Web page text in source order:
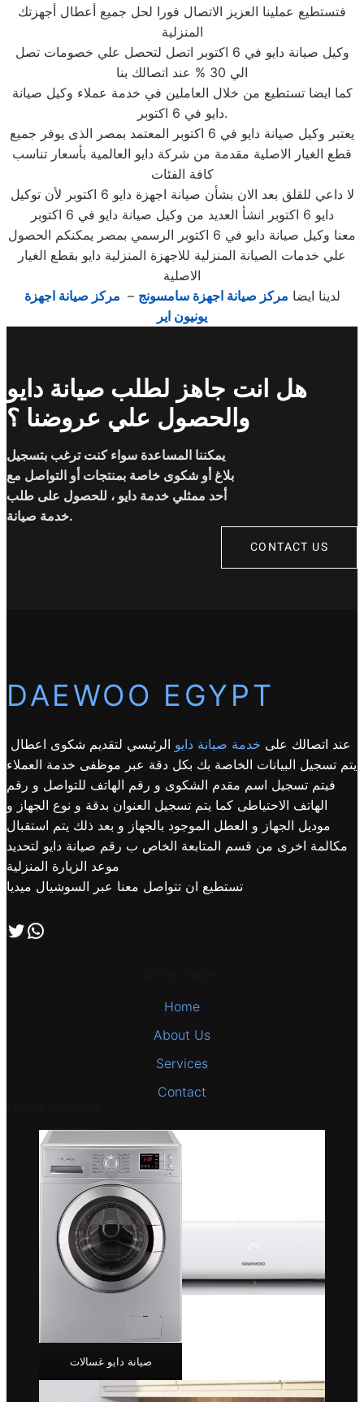
فتستطيع عملينا العزيز الاتصال فورا لحل جميع أعطال أجهزتك
المنزلية
وكيل صيانة دايو في 6 اكتوبر اتصل لتحصل علي خصومات تصل
الي 30 % عند اتصالك بنا
كما ايضا تستطيع من خلال العاملين في خدمة عملاء وكيل صيانة
دايو في 6 اكتوبر.
يعتبر وكيل صيانة دايو في 6 اكتوبر المعتمد بمصر الذى يوفر جميع
قطع الغيار الاصلية مقدمة من شركة دايو العالمية بأسعار تناسب
كافة الفئات
لا داعي للقلق بعد الان بشأن صيانة اجهزة دايو 6 اكتوبر لأن توكيل
دايو 6 اكتوبر انشأ العديد من وكيل صيانة دايو في 6 اكتوبر
معنا وكيل صيانة دايو في 6 اكتوبر الرسمي بمصر يمكنكم الحصول
علي خدمات الصيانة المنزلية للاجهزة المنزلية دايو بقطع الغيار
الاصلية
لدينا ايضا مركز صيانة اجهزة سامسونج – مركز صيانة اجهزة
يونيون اير
هل انت جاهز لطلب صيانة دايو
والحصول علي عروضنا ؟
يمكننا المساعدة سواء كنت ترغب بتسجيل
بلاغ أو شكوى خاصة بمنتجات أو التواصل مع
أحد ممثلي خدمة دايو ، للحصول على طلب
خدمة صيانة.
CONTACT US
DAEWOO EGYPT
عند اتصالك على خدمة صيانة دايو الرئيسي لتقديم شكوى اعطال
يتم تسجيل البيانات الخاصة بك بكل دقة عبر موظفى خدمة العملاء
فيتم تسجيل اسم مقدم الشكوى و رقم الهاتف للتواصل و رقم
الهاتف الاحتياطى كما يتم تسجيل العنوان بدقة و نوع الجهاز و
موديل الجهاز و العطل الموجود بالجهاز و بعد ذلك يتم استقبال
مكالمة اخرى من قسم المتابعة الخاص ب رقم صيانة دايو لتحديد
موعد الزيارة المنزلية
تستطيع ان تتواصل معنا عبر السوشيال ميديا
تابعنا علي صفحة التويتر اتصل بنا علي طريق الوتساب
Home
About Us
Services
Contact
صيانة دايو غسالات